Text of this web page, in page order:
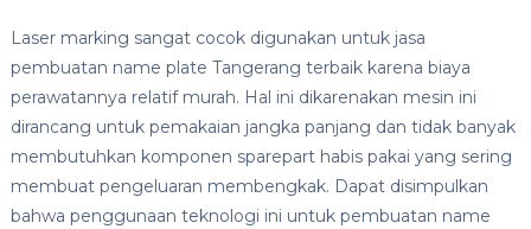
Laser marking sangat cocok digunakan untuk jasa
pembuatan name plate Tangerang terbaik karena biaya
perawatannya relatif murah. Hal ini dikarenakan mesin ini
dirancang untuk pemakaian jangka panjang dan tidak banyak
membutuhkan komponen sparepart habis pakai yang sering
membuat pengeluaran membengkak. Dapat disimpulkan
bahwa penggunaan teknologi ini untuk pembuatan name